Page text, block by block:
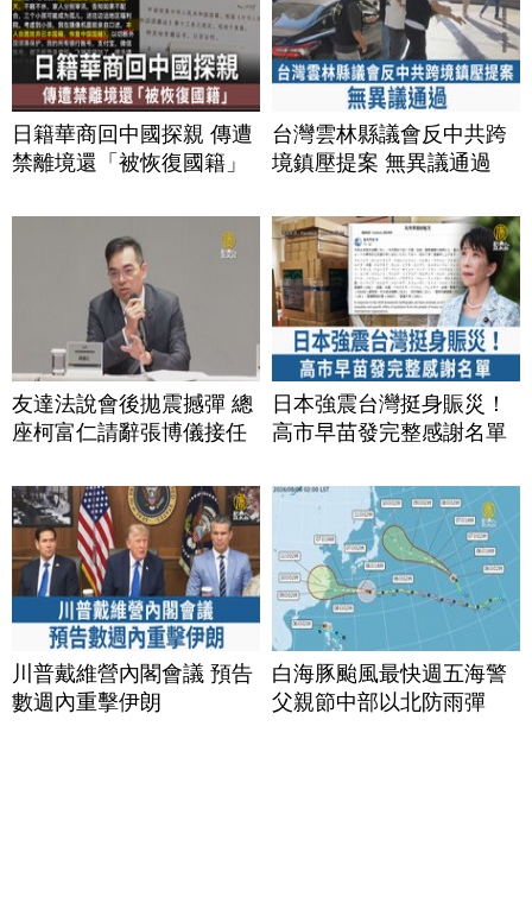
日籍華商回中國探親 傳遭
禁離境還「被恢復國籍」
台灣雲林縣議會反中共跨
境鎮壓提案 無異議通過
友達法說會後拋震撼彈 總
座柯富仁請辭張博儀接任
日本強震台灣挺身賑災！
高市早苗發完整感謝名單
川普戴維營內閣會議 預告
數週內重擊伊朗
白海豚颱風最快週五海警
父親節中部以北防雨彈